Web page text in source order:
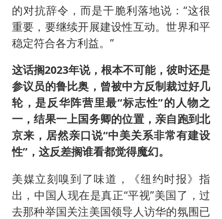
的对抗辞令，而是干脆利落地说：“这很
重要，要继续开展建设性互动。世界和平
稳定符合各方利益。”
这话搁2023年说，根本不可能，彼时还是
参议员的鲁比奥，曾被中方反制裁过好几
轮，是反华阵营里最“标志性”的人物之
一，结果一上国务卿的位置，亲自跑到北
京来，居然亲口说“中美关系非常有建设
性”，这反差搁谁看都觉得魔幻。
美媒立刻嗅到了味道，《纽约时报》指
出，中国人现在是真正“平视”美国了，过
去那种举国关注美国领导人访华的氛围已